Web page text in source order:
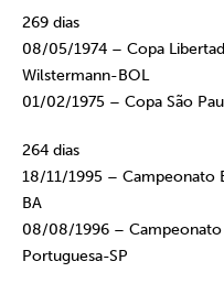
269 dias
08/05/1974 – Copa
Wilstermann-BOL
01/02/1975 – Copa São
264 dias
18/11/1995 – Campeonato
BA
08/08/1996 – Campeonato
Portuguesa-SP